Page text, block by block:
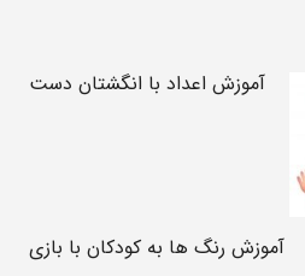
آموزش اعداد با انگشتان دست
آموزش رنگ ها به کودکان با بازی